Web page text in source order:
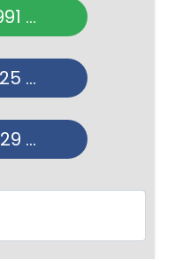
...
...
...